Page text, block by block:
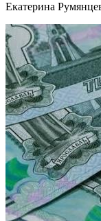
Екатерина